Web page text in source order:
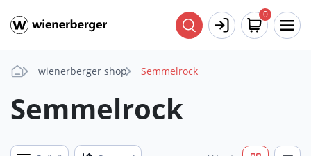
0
wienerberger shop Semmelrock
Semmelrock